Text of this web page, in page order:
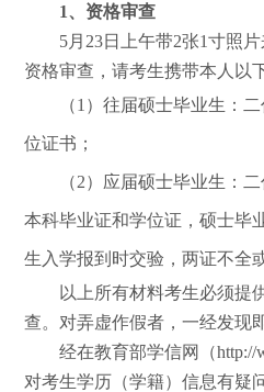
1、资格审查
5月 23日上午带2张1寸照
资格审查，请考生携带本人以
（1 ）往届硕士毕业生：
位证书；
（2）应届硕士毕业生：
本科毕业证和学位证，硕士毕
生入学报到时交验，两证不全
以上所有材料考生必须提
查。对弄虚作假者，一经发现
经在教育部学信网（http://
对考生学历（学籍）信息有疑